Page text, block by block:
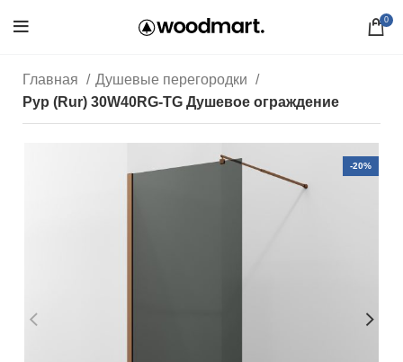
0
Главная
Душевые перегородки
Рур (Rur) 30W40RG-TG Душевое ограждение
-20%